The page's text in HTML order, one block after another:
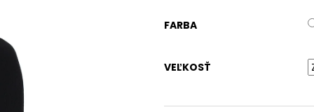
FARBA
VEĽKOSŤ